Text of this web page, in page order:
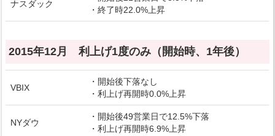
ナスダック
・終了時22.0%上昇
2015年12月 利上げ1度のみ（開始時、1年後）
VBIX
・開始後下落なし
・利上げ再開時0.0%上昇
NYダウ
・開始後49営業日で12.5%下落
・利上げ再開時6.9%上昇